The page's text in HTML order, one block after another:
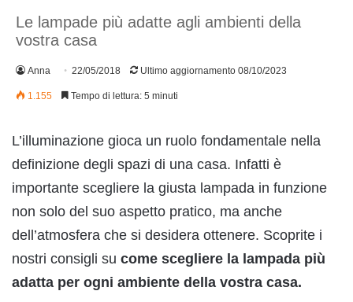
Le lampade più adatte agli ambienti della
vostra casa
Anna 22/05/2018 Ultimo aggiornamento 08/10/2023
1.155 Tempo di lettura: 5 minuti
L’illuminazione gioca un ruolo fondamentale nella
definizione degli spazi di una casa. Infatti è
importante scegliere la giusta lampada in funzione
non solo del suo aspetto pratico, ma anche
dell’atmosfera che si desidera ottenere. Scoprite i
nostri consigli su come scegliere la lampada più
adatta per ogni ambiente della vostra casa.